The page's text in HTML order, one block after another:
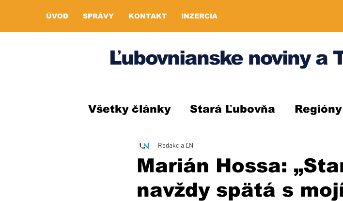
ÚVOD SPRÁVY KONTAKT INZERCIA
Ľubovnianske noviny a
Všetky články Stará Ľubovňa Regióny
Marián Hossa:
navždy spätá s
Redakcia ĽN